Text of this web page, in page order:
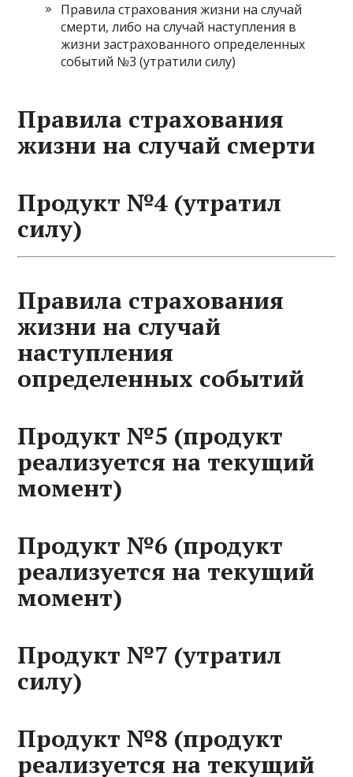
Правила страхования жизни на случай
смерти, либо на случай наступления в
жизни застрахованного определенных
событий №3 (утратили силу)
Правила страхования
жизни на случай смерти
Продукт №4 (утратил
силу)
Правила страхования
жизни на случай
наступления
определенных событий
Продукт №5 (продукт
реализуется на текущий
момент)
Продукт №6 (продукт
реализуется на текущий
момент)
Продукт №7 (утратил
силу)
Продукт №8 (продукт
реализуется на текущий